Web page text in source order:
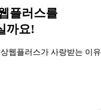
플러스를
까요!
웹플러스가 사랑받는 이유